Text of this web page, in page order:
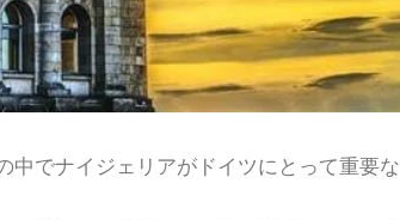
中でナイジェリアがドイツにとって重要な